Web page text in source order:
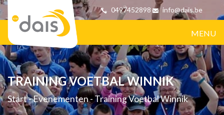
0497452898 info@dais.be
MENU
TRAINING VOETBAL WINNIK
Start-Evenementen-Training Voetbal Winnik